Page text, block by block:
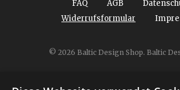
FAQ
AGB
Widerrufsformular
© 2026 Baltic Design Shop. Baltic